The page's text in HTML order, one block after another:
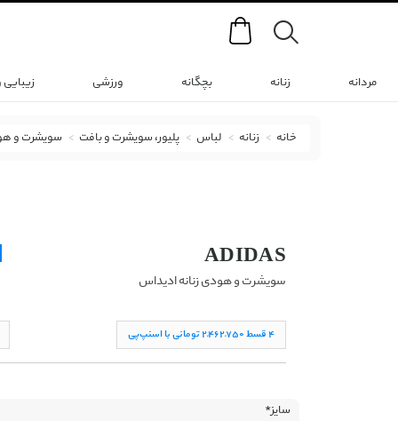
Search
مردانه زنانه بچگانه ورزشی
خانه زنانه لباس پلیور، سویشرت و بافت سویشرت و
ADIDAS
سویشرت و هودی زنانه ادیداس
۴ قسط ۲,۴۶۲,۷۵۰ تومانی با اسنپ‌پی
سایز*